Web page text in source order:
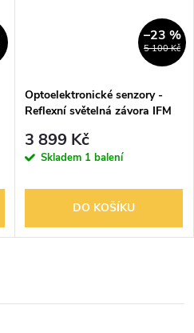
5 100 Kč
–23 %
Optoelektronické senzory -
Reflexní světelná závora IFM
3 899 Kč
Skladem 1 balení
DO KOŠÍKU